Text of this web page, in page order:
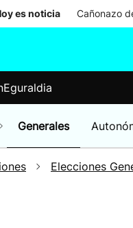
es noticia Cañonazo
Eguraldia
Generales
Elecciones